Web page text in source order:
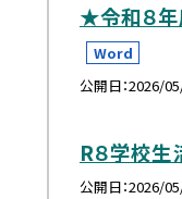
★令和８
Word
公開日 2026/
R８学校生
公開日 2026/